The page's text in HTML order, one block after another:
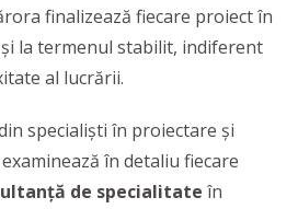
finalizează fiecare proiect în
la termenul stabilit, indiferent
al lucrării.
specialiști în proiectare și
în detaliu fiecare
de specialitate în